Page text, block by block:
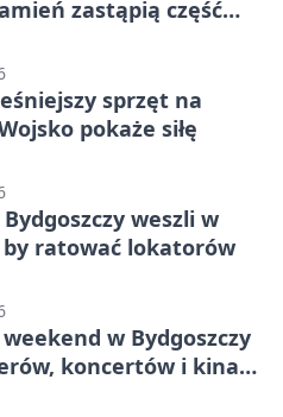
zastąpią część
sprzęt na
pokaże siłę
weszli w
ratować lokatorów
w Bydgoszczy
koncertów i kina